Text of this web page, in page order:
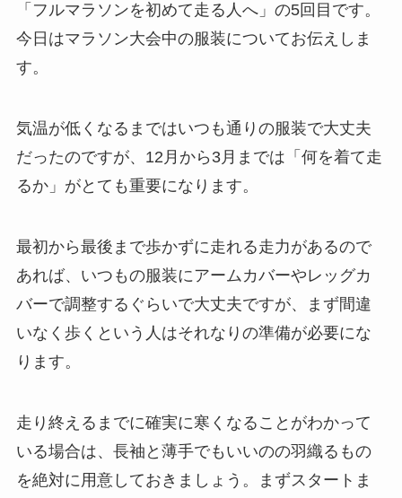
「フルマラソンを初めて走る人へ」の5回目です。
今日はマラソン大会中の服装についてお伝えしま
す。
気温が低くなるまではいつも通りの服装で大丈夫
だったのですが、12月から3月までは「何を着て走
るか」がとても重要になります。
最初から最後まで歩かずに走れる走力があるので
あれば、いつもの服装にアームカバーやレッグカ
バーで調整するぐらいで大丈夫ですが、まず間違
いなく歩くという人はそれなりの準備が必要にな
ります。
走り終えるまでに確実に寒くなることがわかって
いる場合は、長袖と薄手でもいいのの羽織るもの
を絶対に用意しておきましょう。まずスタートま